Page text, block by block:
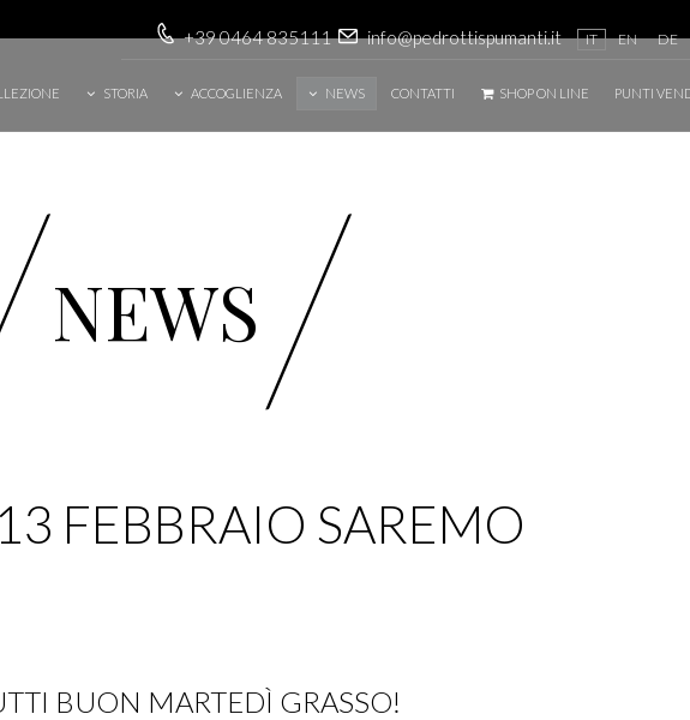
+39 0464 835111 info@pedrottispumanti.it IT EN DE
STORIA ACCOGLIENZA NEWS CONTATTI SHOP ON LINE PUNTI
NEWS/
FEBBRAIO SAREMO
BUON MARTEDÌ GRASSO!